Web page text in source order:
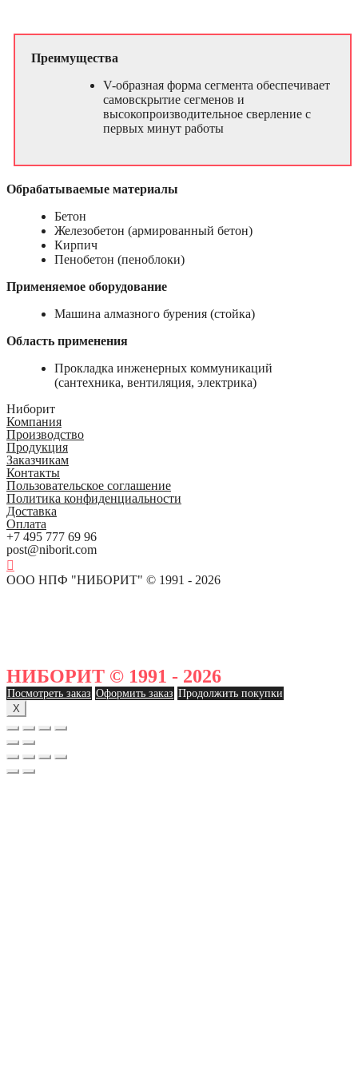
Преимущества
V-образная форма сегмента обеспечивает
самовскрытие сегменов и
высокопроизводительное сверление с
первых минут работы
Обрабатываемые материалы
Бетон
Железобетон (армированный бетон)
Кирпич
Пенобетон (пеноблоки)
Применяемое оборудование
Машина алмазного бурения (стойка)
Область применения
Прокладка инженерных коммуникаций
(сантехника, вентиляция, электрика)
Ниборит
Компания
Производство
Продукция
Заказчикам
Контакты
Пользовательское соглашение
Политика конфиденциальности
Доставка
Оплата
+7 495 777 69 96
post@niborit.com
ООО НПФ "НИБОРИТ" © 1991 - 2026
НИБОРИТ © 1991 - 2026
Посмотреть заказ Оформить заказ Продолжить покупки
X